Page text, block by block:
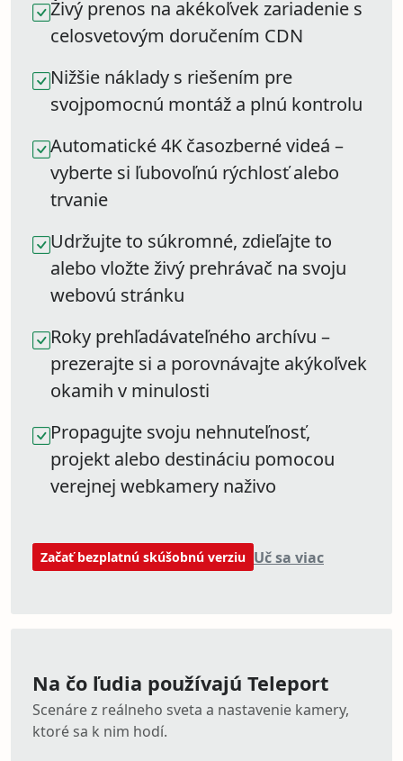
Živý prenos na akékoľvek zariadenie s
celosvetovým doručením CDN
Nižšie náklady s riešením pre
svojpomocnú montáž a plnú kontrolu
Automatické 4K časozberné videá –
vyberte si ľubovoľnú rýchlosť alebo
trvanie
Udržujte to súkromné, zdieľajte to
alebo vložte živý prehrávač na svoju
webovú stránku
Roky prehľadávateľného archívu –
prezerajte si a porovnávajte akýkoľvek
okamih v minulosti
Propagujte svoju nehnuteľnosť,
projekt alebo destináciu pomocou
verejnej webkamery naživo
Začať bezplatnú skúšobnú verziu Uč sa viac
Na čo ľudia používajú Teleport
Scenáre z reálneho sveta a nastavenie kamery,
ktoré sa k nim hodí.